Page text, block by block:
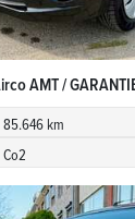
AMT /
85.646 km
Co2